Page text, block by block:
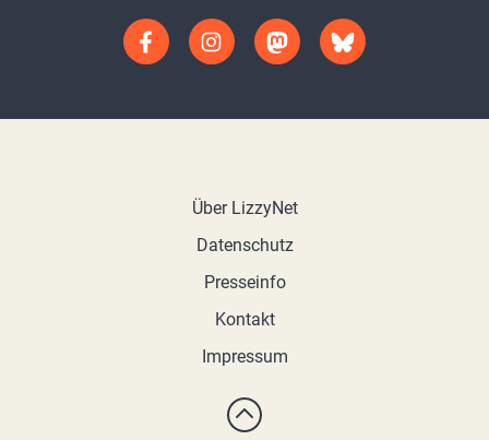
Über LizzyNet
Datenschutz
Presseinfo
Kontakt
Impressum